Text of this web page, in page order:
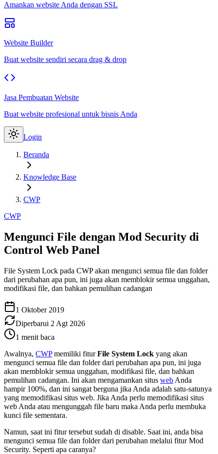
Amankan website Anda dengan SSL
Website Builder
Buat website sendiri secara drag & drop
Jasa Pembuatan Website
Buat website profesional untuk bisnis Anda
Login
Beranda
Knowledge Base
CWP
CWP
Mengunci File dengan Mod Security di
Control Web Panel
File System Lock pada CWP akan mengunci semua file dan folder
dari perubahan apa pun, ini juga akan memblokir semua unggahan,
modifikasi file, dan bahkan pemulihan cadangan
1 Oktober 2019
Diperbarui 2 Agt 2026
1 menit baca
Awalnya, CWPmemiliki fiturFile System Lock yang akan
mengunci semua file dan folder dari perubahan apa pun, ini juga
akan memblokir semua unggahan, modifikasi file, dan bahkan
pemulihan cadangan. Ini akan mengamankan situs web Anda
hampir 100%, dan ini sangat berguna jika Anda adalah satu-satunya
yang memodifikasi situs web. Jika Anda perlu memodifikasi situs
web Anda atau mengunggah file baru maka Anda perlu membuka
kunci file sementara.
Namun, saat ini fitur tersebut sudah di disable. Saat ini, anda bisa
mengunci semua file dan folder dari perubahan melalui fitur Mod
Security. Seperti apa caranya?